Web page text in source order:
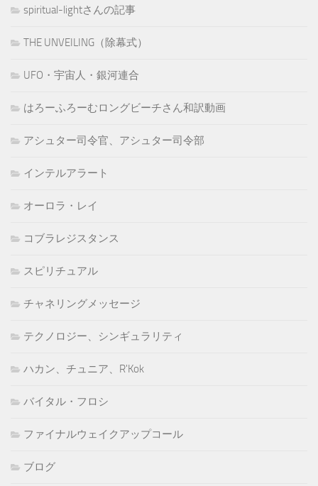
spiritual-lightさんの記事
THE UNVEILING（除幕式）
UFO・宇宙人・銀河連合
はろーふろーむロングビーチさん和訳動画
アシュター司令官、アシュター司令部
インテルアラート
オーロラ・レイ
コブラレジスタンス
スピリチュアル
チャネリングメッセージ
テクノロジー、シンギュラリティ
ハカン、チュニア、R'Kok
バイタル・フロシ
ファイナルウェイクアップコール
ブログ